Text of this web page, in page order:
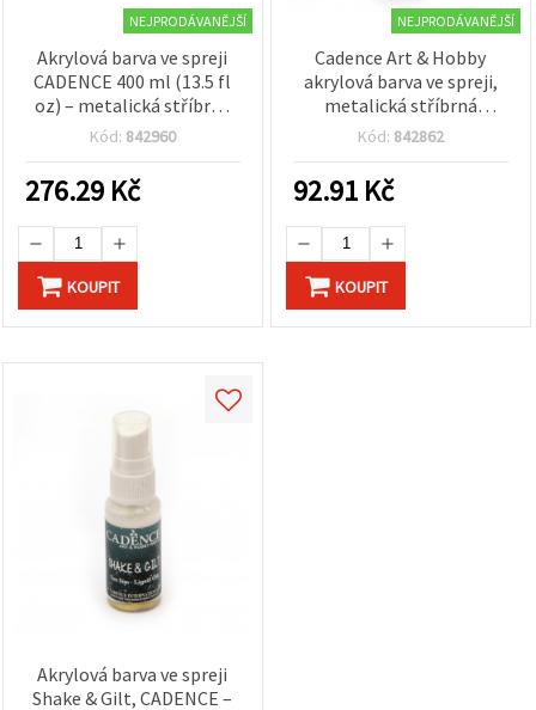
NEJPRODÁVANĚJŠÍ
Akrylová barva ve spreji
CADENCE 400 ml (13.5 fl
oz) – metalická stříbrná
802, univerzální,
odolná, interiér/exteriér,
pro kreativní tvoření a DIY
na dřevo, kov a plast
Kód: 842960
276.29 Kč
KOUPIT
NEJPRODÁVANĚJŠÍ
Cadence Art & Hobby
akrylová barva ve spreji,
metalická stříbrná
(imitace stříbra), lahvička
postříbření pro hobby
tvoření, DIY a domácí
dekorace
Kód: 842862
92.91 Kč
KOUPIT
Akrylová barva ve spreji
Shake & Gilt, CADENCE –